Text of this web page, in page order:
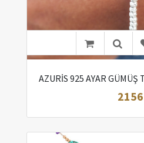
AZURİS 925 AYAR GÜMÜŞ